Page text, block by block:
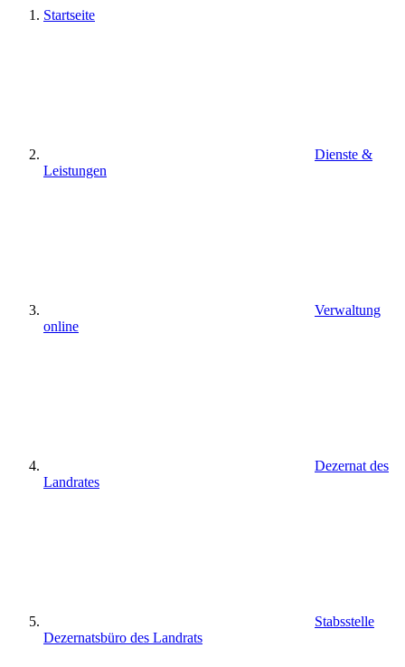
Startseite
Dienste &
Leistungen
Verwaltung
online
Dezernat des
Landrates
Stabsstelle
Dezernatsbüro des Landrats